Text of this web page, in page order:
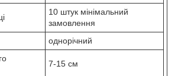
10 штук мінімальний
замовлення
однорічний
7-15 см